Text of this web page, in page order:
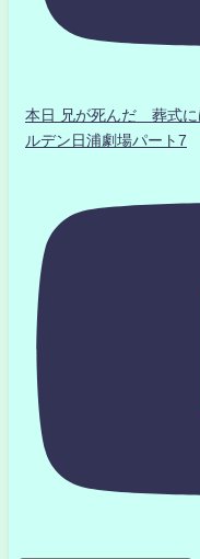
本日 兄が死んだ 葬式
ルデン日浦劇場パート7